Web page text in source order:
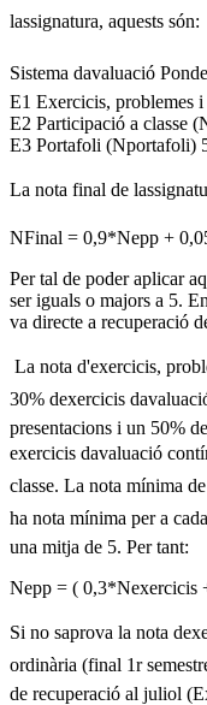
lassignatura, aquests són:
Sistema davaluació
E1 Exercicis, problemes
E2 Participació a classe
E3 Portafoli (Nportafoli)
La nota final de
NFinal = 0,9*Nepp +
Per tal de poder aplicar
ser iguals o majors a 5.
va directe a recuperació
 La nota d'exercicis,
30% dexercicis
presentacions i un 50%
exercicis davaluació
classe. La nota mínima
ha nota mínima per a
una mitja de 5. Per tant:
Nepp = ( 0,3*Nexercicis
Si no saprova la nota
ordinària (final 1r
de recuperació al juliol